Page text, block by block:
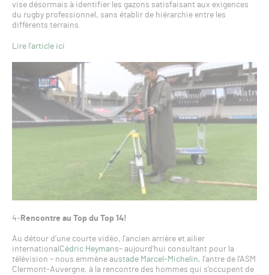
vise désormais à identifier les gazons satisfaisant aux exigences
du rugby professionnel, sans établir de hiérarchie entre les
différents terrains.
Lire l’article ici
4- Rencontre au Top du Top 14!
Au détour d’une courte vidéo, l’ancien arrière et ailier
international Cédric Heymans– aujourd’hui consultant pour la
télévision – nous emmène austade Marcel-Michelin, l’antre de l’ASM
Clermont-Auvergne, à la rencontre des hommes qui s’occupent de